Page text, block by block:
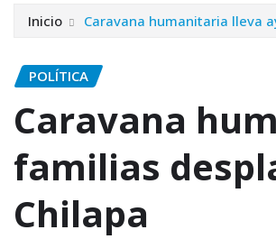
Inicio Caravana humanitaria lleva
POLÍTICA
Caravana
familias
Chilapa